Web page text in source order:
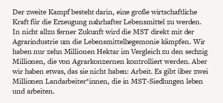
Der zweite Kampf besteht darin, eine große wirtschaftliche
Kraft für die Erzeugung nahrhafter Lebensmittel zu werden.
In nicht allzu ferner Zukunft wird die MST direkt mit der
Agrarindustrie um die Lebensmittelhegemonie kämpfen. Wir
haben nur zehn Millionen Hektar im Vergleich zu den sechzig
Millionen, die von Agrarkonzernen kontrolliert werden. Aber
wir haben etwas, das sie nicht haben: Arbeit. Es gibt über zwei
Millionen Landarbeiter*innen, die in MST-Siedlungen leben
und arbeiten.